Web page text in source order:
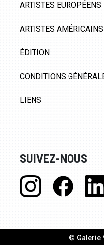
ARTISTES EUROPÉENS
ARTISTES AMÉRICAINS
ÉDITION
CONDITIONS
LIENS
SUIVEZ-NOUS
© Galerie